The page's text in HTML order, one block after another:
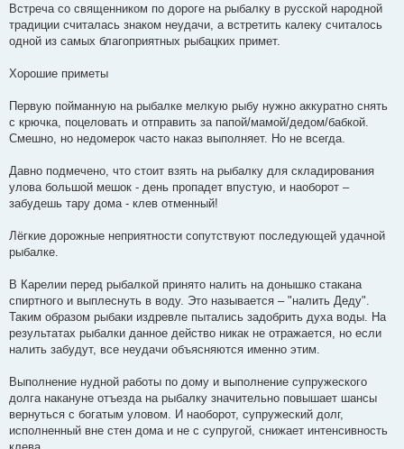
Встреча со священником по дороге на рыбалку в русской народной
традиции считалась знаком неудачи, а встретить калеку считалось
одной из самых благоприятных рыбацких примет.
Хорошие приметы
Первую пойманную на рыбалке мелкую рыбу нужно аккуратно снять
с крючка, поцеловать и отправить за папой/мамой/дедом/бабкой.
Смешно, но недомерок часто наказ выполняет. Но не всегда.
Давно подмечено, что стоит взять на рыбалку для складирования
улова большой мешок - день пропадет впустую, и наоборот –
забудешь тару дома - клев отменный!
Лёгкие дорожные неприятности сопутствуют последующей удачной
рыбалке.
В Карелии перед рыбалкой принято налить на донышко стакана
спиртного и выплеснуть в воду. Это называется – "налить Деду".
Таким образом рыбаки издревле пытались задобрить духа воды. На
результатах рыбалки данное действо никак не отражается, но если
налить забудут, все неудачи объясняются именно этим.
Выполнение нудной работы по дому и выполнение супружеского
долга накануне отъезда на рыбалку значительно повышает шансы
вернуться с богатым уловом. И наоборот, супружеский долг,
исполненный вне стен дома и не с супругой, снижает интенсивность
клева.